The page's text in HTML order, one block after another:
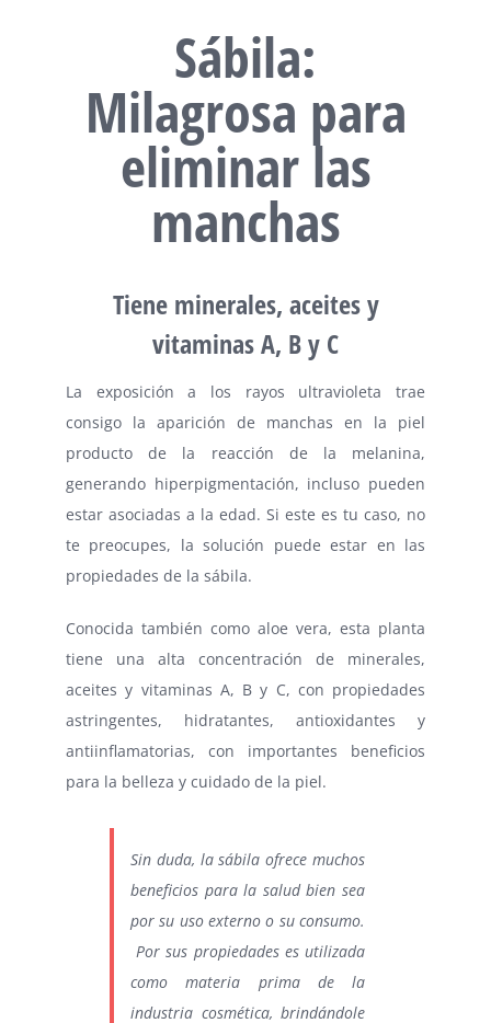
Sábila:
Milagrosa para
eliminar las
manchas
Tiene minerales, aceites y
vitaminas A, B y C
La exposición a los rayos ultravioleta trae
consigo la aparición de manchas en la piel
producto de la reacción de la melanina,
generando hiperpigmentación, incluso pueden
estar asociadas a la edad. Si este es tu caso, no
te preocupes, la solución puede estar en las
propiedades de la sábila.
Conocida también como aloe vera, esta planta
tiene una alta concentración de minerales,
aceites y vitaminas A, B y C, con propiedades
astringentes, hidratantes, antioxidantes y
antiinflamatorias, con importantes beneficios
para la belleza y cuidado de la piel.
Sin duda, la sábila ofrece muchos
beneficios para la salud bien sea
por su uso externo o su consumo.
Por sus propiedades es utilizada
como materia prima de la
industria cosmética, brindándole